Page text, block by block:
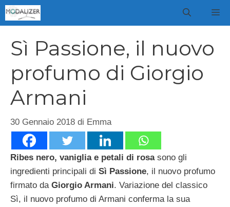
Vai
al
Sì Passione, il nuovo
profumo di Giorgio
Armani
30 Gennaio 2018 di Emma
Ribes nero, vaniglia e petali di rosa sono gli
ingredienti principali di Sì Passione, il nuovo profumo
firmato da Giorgio Armani. Variazione del classico
Sì, il nuovo profumo di Armani conferma la sua